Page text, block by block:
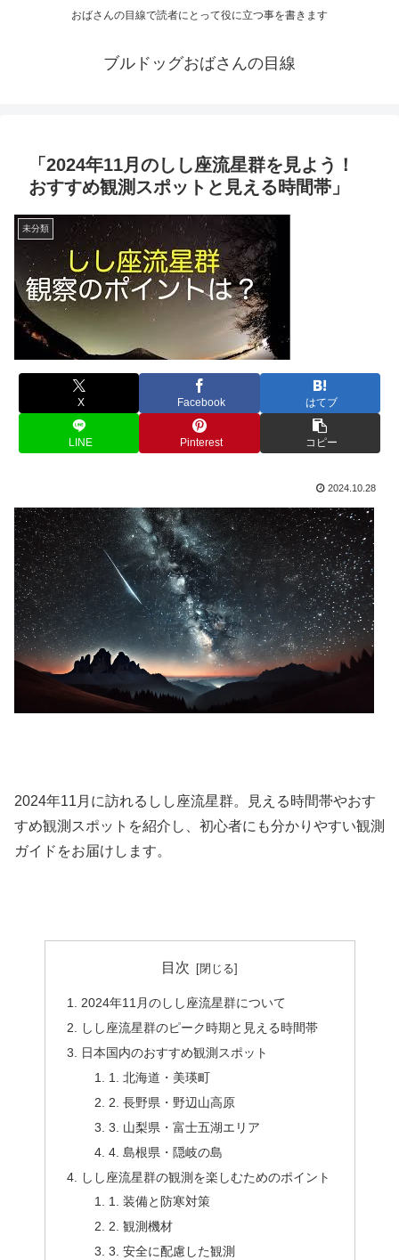
おばさんの目線で読者にとって役に立つ事を書きます
ブルドッグおばさんの目線
「2024年11月のしし座流星群を見よう！
おすすめ観測スポットと見える時間帯」
未分類
X Facebook はてブ
LINE Pinterest コピー
2024.10.28
2024年11月に訪れるしし座流星群。見える時間帯やおす
すめ観測スポットを紹介し、初心者にも分かりやすい観測
ガイドをお届けします。
目次
2024年11月のしし座流星群について
しし座流星群のピーク時期と見える時間帯
日本国内のおすすめ観測スポット
1. 北海道・美瑛町
2. 長野県・野辺山高原
3. 山梨県・富士五湖エリア
4. 島根県・隠岐の島
しし座流星群の観測を楽しむためのポイント
1. 装備と防寒対策
2. 観測機材
3. 安全に配慮した観測